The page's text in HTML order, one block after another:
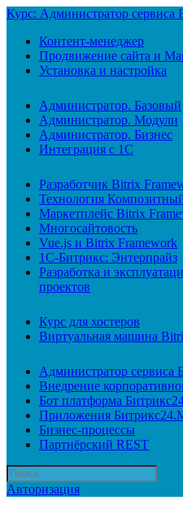
Курс: Администратор сервиса
Контент-менеджер
Продвижение сайта и
Установка и настройка
Администратор. Базовый
Администратор. Модули
Администратор. Бизнес
Интеграция с 1С
Разработчик Bitrix
Технология
Маркетплейс Bitrix
Многосайтовость
Vue.js и Bitrix Framework
1С-Битрикс: Энтерпрайз
Разработка и
проектов
Курс для хостеров
Виртуальная машина
Администратор сервиса
Внедрение
Бот платформа
Приложения
Бизнес-процессы
Партнёрский REST
Авторизация